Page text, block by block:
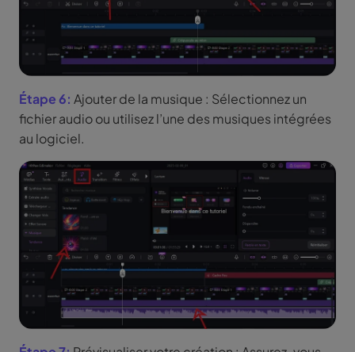
Étape 6: Ajouter de la musique : Sélectionnez un
fichier audio ou utilisez l’une des musiques intégrées
au logiciel.